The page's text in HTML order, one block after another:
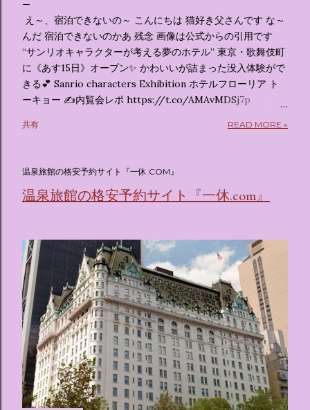
え～、宿泊できないの～ こんにちは 猫好き父さんです な～
んだ 宿泊できないのかあ 残念 画像は公式からの引用です
“サンリオキャラクターが考える夢のホテル” 東京・歌舞伎町
に《あす15日》オープン✨️ かわいいが詰まった没入体験がで
きる💕 Sanrio characters Exhibition ホテルフローリア ト
ーキョー ✍️内覧会レポ https://t.co/AMAvMDSj7p
pic.twitter.com/sKx7uXeXHW — オリコンニュース
(@oricon) July 14, 2026 ホテルフローリア トーキョー
はなく、2026年7月15日から東京・新宿でスタートする サン
リオキャラクターズの体験型・没入型展示イベント の名称で
陸となります。 まるで本当にラグジュアリーホテルにチェッ
クインしてルームツアーを楽しむような、特別な空間が演出
されています。その魅力をいくつかのかたまりに分けてご紹
介します。 🔑 1. コンセプトは「サンリオキャラが考える夢
のホテル」 デジタルメディア技術で世界的に知られるクリエ
イティブプロダクション「d'strict」が手掛けており、五感を
刺激する美しいデジタルアートとストーリー性の高い全11の
テーマブースで構成されています。 チェックインからスター
ト ：ピンクを基調とした華やかなエントランスロビーでルー
ムキーを受け取り、まるでホテルに滞在するかのような没入
感を味わいながら進んでいきます。ロビーではお花をまとっ
共有 READ MORE »
温泉旅館の格安予約サイト『一休.COM』
温泉旅館の格安予約サイト『一休.com』